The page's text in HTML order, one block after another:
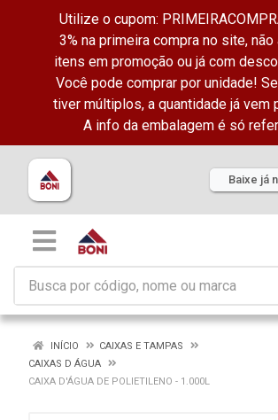
Utilize o cupom:
3% na primeira compra no site,
itens em promoção ou já com
Você pode comprar por unidade!
tiver múltiplos, a quantidade já vem
A info da embalagem é só
Baixe já
INÍCIO
CAIXAS E TAMPAS
CAIXAS D ÁGUA
CAIXA D'ÁGUA DE POLIETILENO - 1.000L